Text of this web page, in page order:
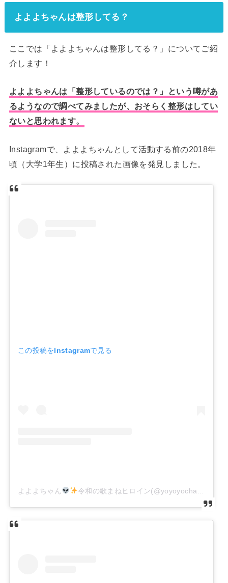
よよよちゃんは整形してる？
ここでは「よよよちゃんは整形してる？」についてご紹
介します！
よよよちゃんは「整形しているのでは？」という噂があ
るようなので調べてみましたが、おそらく整形はしてい
ないと思われます。
Instagramで、よよよちゃんとして活動する前の2018年
頃（大学1年生）に投稿された画像を発見しました。
この投稿をInstagramで見る
よよよちゃん 令和の歌まねヒロイン(@yoyoyochan_insta)がシェアした投稿